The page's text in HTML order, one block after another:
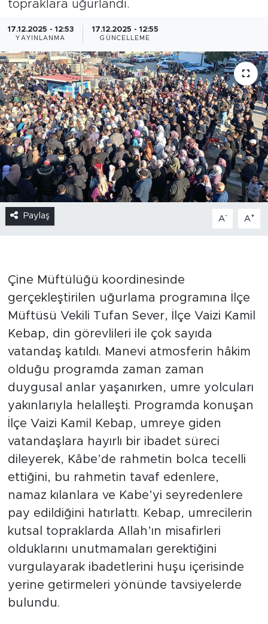
topraklara uğurlandı.
17.12.2025 - 12:53
YAYINLANMA
17.12.2025 - 12:55
GÜNCELLEME
Paylaş A- A+
Çine Müftülüğü koordinesinde
gerçekleştirilen uğurlama programına İlçe
Müftüsü Vekili Tufan Sever, İlçe Vaizi Kamil
Kebap, din görevlileri ile çok sayıda
vatandaş katıldı. Manevi atmosferin hâkim
olduğu programda zaman zaman
duygusal anlar yaşanırken, umre yolcuları
yakınlarıyla helalleşti. Programda konuşan
İlçe Vaizi Kamil Kebap, umreye giden
vatandaşlara hayırlı bir ibadet süreci
dileyerek, Kâbe’de rahmetin bolca tecelli
ettiğini, bu rahmetin tavaf edenlere,
namaz kılanlara ve Kabe’yi seyredenlere
pay edildiğini hatırlattı. Kebap, umrecilerin
kutsal topraklarda Allah’ın misafirleri
olduklarını unutmamaları gerektiğini
vurgulayarak ibadetlerini huşu içerisinde
yerine getirmeleri yönünde tavsiyelerde
bulundu.